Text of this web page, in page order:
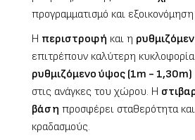
προγραμματισμό και εξοικονόμηση
Η περιστροφή και η
επιτρέπουν καλύτερη
ρυθμιζόμενο ύψος (1m - 1,30m)
στις ανάγκες του χώρου. Η
βάση προσφέρει σταθερότητα
κραδασμούς.